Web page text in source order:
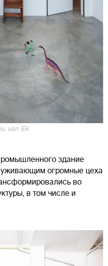
van Ek
здание
огромные цеха
во
в том числе и